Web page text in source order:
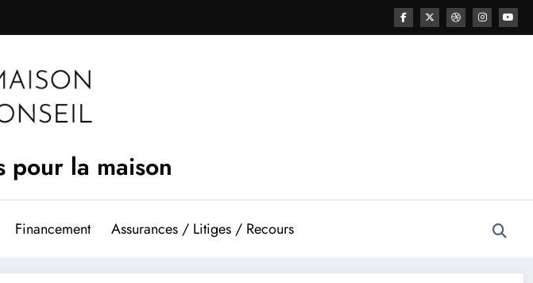
pour la maison
Financement Assurances / Litiges / Recours